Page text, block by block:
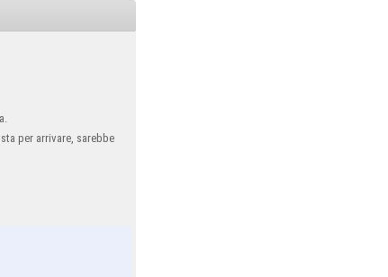
per arrivare, sarebbe